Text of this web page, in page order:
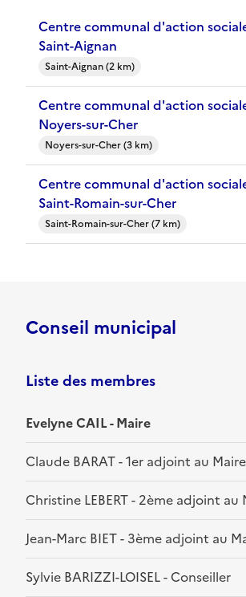
Centre communal d'action sociale (CCAS) -
Saint-Aignan
Saint-Aignan (2 km)
Centre communal d'action sociale (CCAS) -
Noyers-sur-Cher
Noyers-sur-Cher (3 km)
Centre communal d'action sociale (CCAS) -
Saint-Romain-sur-Cher
Saint-Romain-sur-Cher (7 km)
Conseil municipal
Liste des membres
Evelyne CAIL - Maire
Claude BARAT - 1er adjoint au Maire
Christine LEBERT - 2ème adjoint au
Jean-Marc BIET - 3ème adjoint au
Sylvie BARIZZI-LOISEL - Conseiller